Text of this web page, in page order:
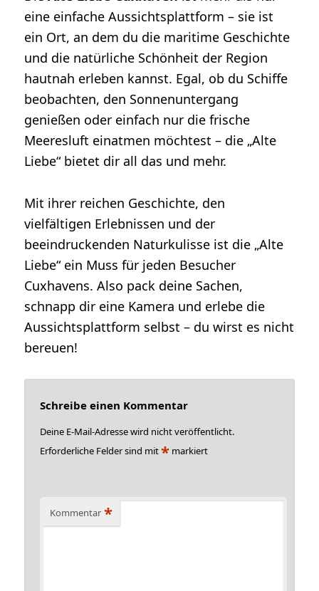
eine einfache Aussichtsplattform – sie ist
ein Ort, an dem du die maritime Geschichte
und die natürliche Schönheit der Region
hautnah erleben kannst. Egal, ob du Schiffe
beobachten, den Sonnenuntergang
genießen oder einfach nur die frische
Meeresluft einatmen möchtest – die „Alte
Liebe“ bietet dir all das und mehr.
Mit ihrer reichen Geschichte, den
vielfältigen Erlebnissen und der
beeindruckenden Naturkulisse ist die „Alte
Liebe“ ein Muss für jeden Besucher
Cuxhavens. Also pack deine Sachen,
schnapp dir eine Kamera und erlebe die
Aussichtsplattform selbst – du wirst es nicht
bereuen!
Schreibe einen Kommentar
Deine E-Mail-Adresse wird nicht veröffentlicht.
Erforderliche Felder sind mit* markiert
Kommentar *